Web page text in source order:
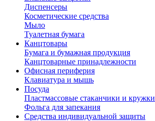
Диспенсеры
Косметические средства
Мыло
Туалетная бумага
Канцтовары
Бумага и бумажная продукция
Канцтоварные принадлежности
Офисная периферия
Клавиатура и мышь
Посуда
Пластмассовые стаканчики и кружки
Фольга для запекания
Средства индивидуальной защиты